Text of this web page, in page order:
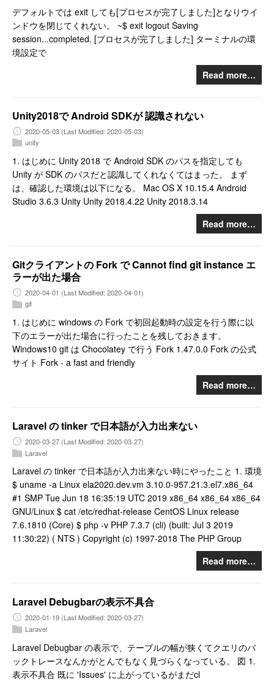
デフォルトでは exit しても[プロセスが完了しました]となりウイ
ンドウを閉じてくれない。 ~$ exit logout Saving
session...completed. [プロセスが完了しました] ターミナルの環
境設定で
Read more…
Unity2018で Android SDKが 認識されない
2020-05-03 (Last Modified: 2020-05-03)
unity
1. はじめに Unity 2018 で Android SDK のパスを指定しても
Unity が SDK のパスだと認識してくれなくてはまった。 まず
は、確認した環境は以下になる。 Mac OS X 10.15.4 Android
Studio 3.6.3 Unity Unity 2018.4.22 Unity 2018.3.14
Read more…
Gitクライアントの Fork で Cannot find git instance エ
ラーが出た場合
2020-04-01 (Last Modified: 2020-04-01)
git
1. はじめに windows の Fork で初回起動時の設定を行う際に以
下のエラーが出た場合に行ったことを残しておきます。
Windows10 git は Chocolatey で行う Fork 1.47.0.0 Fork の公式
サイト Fork - a fast and friendly
Read more…
Laravel の tinker で日本語が入力出来ない
2020-03-27 (Last Modified: 2020-03-27)
Laravel
Laravel の tinker で日本語が入力出来ない時にやったこと 1. 環境
$ uname -a Linux ela2020.dev.vm 3.10.0-957.21.3.el7.x86_64
#1 SMP Tue Jun 18 16:35:19 UTC 2019 x86_64 x86_64 x86_64
GNU/Linux $ cat /etc/redhat-release CentOS Linux release
7.6.1810 (Core) $ php -v PHP 7.3.7 (cli) (built: Jul 3 2019
11:30:22) ( NTS ) Copyright (c) 1997-2018 The PHP Group
Read more…
Laravel Debugbarの表示不具合
2020-01-19 (Last Modified: 2020-03-27)
Laravel
Laravel Debugbar の表示で、テーブルの幅が狭くてクエリのバ
ックトレースなんかがとんでもなく見づらくなっている。 図 1.
表示不具合 既に 'Issues' に上がっているがまだcl